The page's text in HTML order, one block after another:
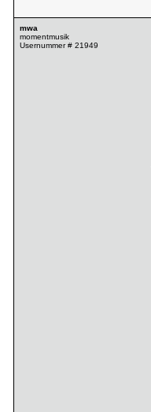
mwa
momentmusik
Usernummer # 21949